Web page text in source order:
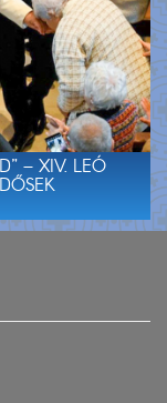
– XIV. LEÓ